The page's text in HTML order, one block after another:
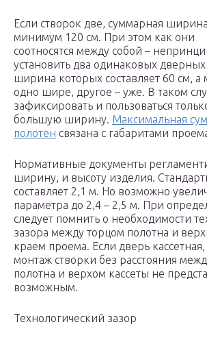
Если створок две, суммарная ширина
минимум 120 см. При этом как они
соотносятся между собой –
установить два одинаковых дверных
ширина которых составляет 60 см, а
одно шире, другое – уже. В таком
зафиксировать и пользоваться
большую ширину. Максимальная
полотен связана с габаритами
Нормативные документы
ширину, и высоту изделия.
составляет 2,1 м. Но возможно
параметра до 2,4 – 2,5 м. При
следует помнить о необходимости
зазора между торцом полотна и
краем проема. Если дверь
монтаж створки без расстояния
полотна и верхом кассеты не
возможным.
Технологический зазор